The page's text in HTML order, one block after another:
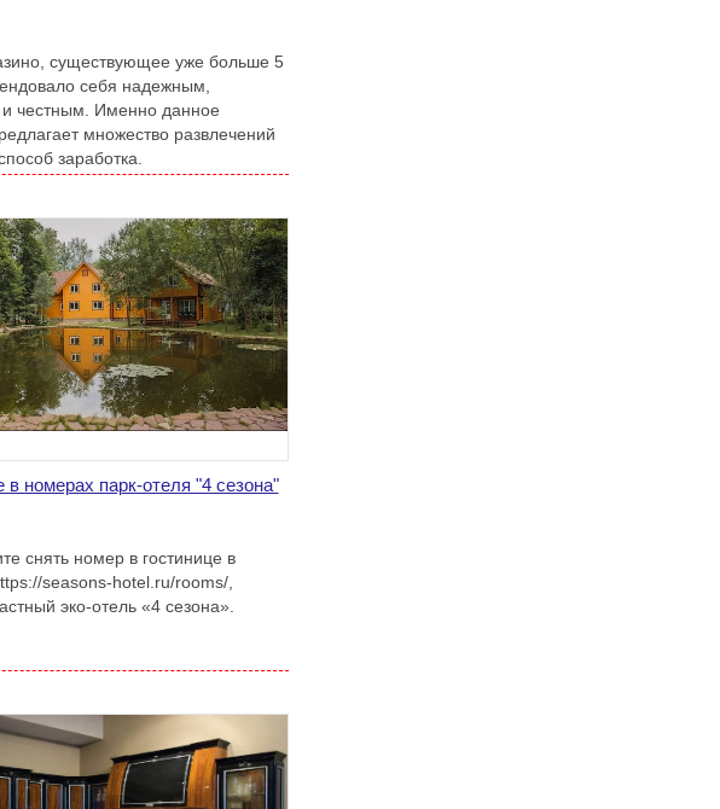
существующее уже больше 5
себя надежным,
честным. Именно данное
множество развлечений
заработка.
номерах парк-отеля "4 сезона"
снять номер в гостинице в
seasons-hotel.ru/rooms/,
эко-отель «4 сезона».